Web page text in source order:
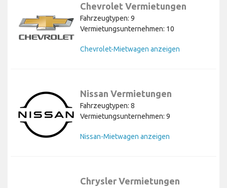
Chevrolet Vermietungen
Fahrzeugtypen: 9
Vermietungsunternehmen: 10
Chevrolet-Mietwagen anzeigen
Nissan Vermietungen
Fahrzeugtypen: 8
Vermietungsunternehmen: 9
Nissan-Mietwagen anzeigen
Chrysler Vermietungen